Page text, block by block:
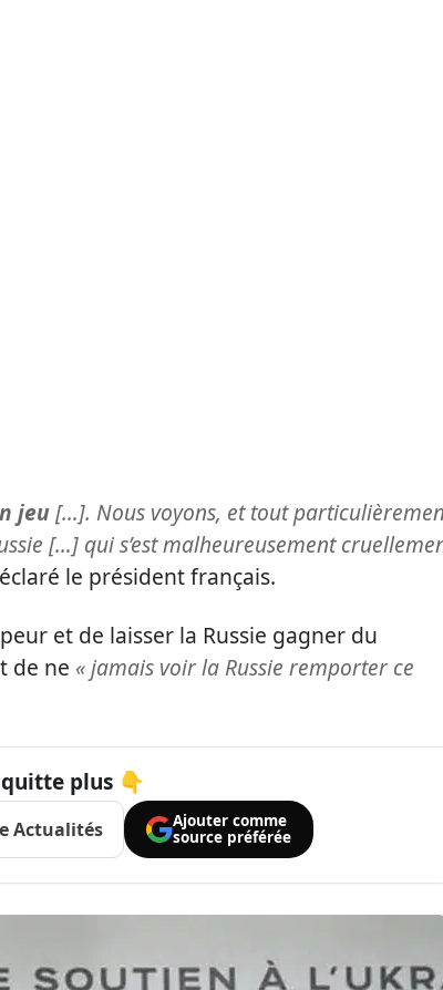
jeu[…]. Nous voyons, et tout
[…] qui s’est malheureusement
le président français.
et de laisser la Russie gagner du
de ne « jamais voir la Russie remporter ce
quitte plus 👇
Actualités
Ajouter comme
source préférée